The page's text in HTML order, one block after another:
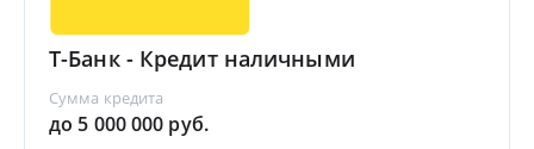
Т-Банк - Кредит наличными
Сумма кредита
до 5 000 000 руб.